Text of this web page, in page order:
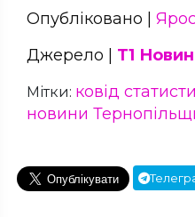
Опубліковано |
Джерело | Т1
Мітки: ковід
новини